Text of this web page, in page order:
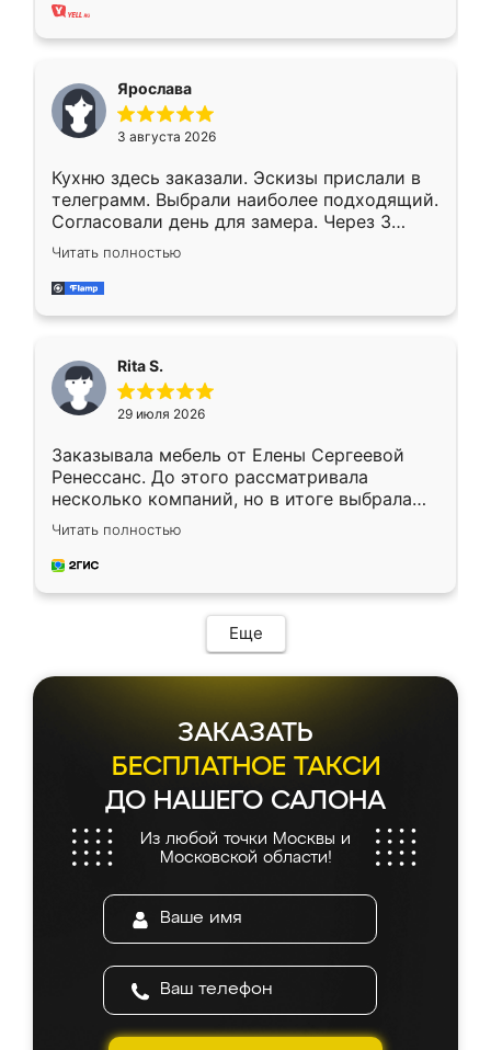
Ярослава
3 августа 2026
Кухню здесь заказали. Эскизы прислали в
телеграмм. Выбрали наиболее подходящий.
Согласовали день для замера. Через 3
недели кухня была уже готова. Остались
довольны работой. Спасибо Ренессанс
мебель за качественную работу!
Читать полностью
Rita S.
29 июля 2026
Заказывала мебель от Елены Сергеевой
Ренессанс. До этого рассматривала
несколько компаний, но в итоге выбрала
эту. Сначала обговорили условия, потом
приехал замерщик, всё спокойно объяснил
и снял размеры. Изготовили в срок, с
мебель сразу встала на свое место без
каких-либо доработок. Качеством осталась
довольна, все выглядит так, как и ожидала.
Читать полностью
Еще
ЗАКАЗАТЬ
БЕСПЛАТНОЕ ТАКСИ
ДО НАШЕГО САЛОНА
Из любой точки Москвы и
Московской области!